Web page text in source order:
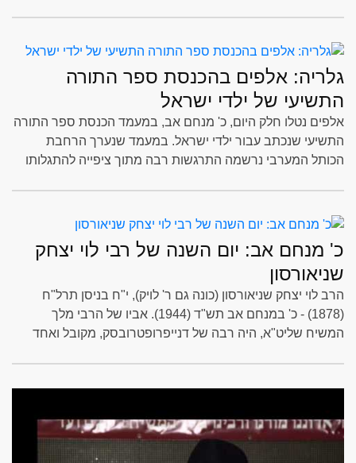
גלריה: אלפים בהכנסת ספר התורה
התשיעי של ילדי ישראל
אלפים נטלו חלק היום, כ' מנחם אב, במעמד הכנסת ספר התורה
התשיעי שנכתב עבור ילדי ישראל. במעמד שנערך הרחבת
הכותל המערבי נרשמה התרגשות רבה מתוך ציפייה להתגלותו
כ' מנחם אב: יום השנה של רבי לוי יצחק
שניאורסון
הרב לוי יצחק שניאורסון (כונה גם ר' לויק), י"ח בניסן תרל"ח
(1878) - כ' במנחם אב תש"ד (1944). אביו של הרבי מלך
המשיח שליט"א, היה רבה של דנייפרופטרובסק, מקובל ואחד